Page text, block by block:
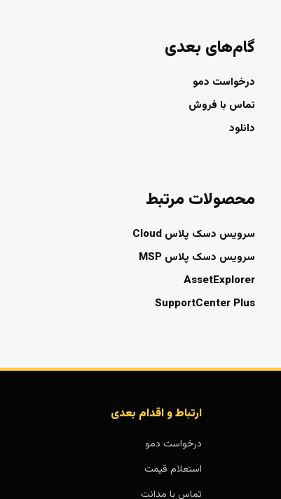
گام‌های بعدی
درخواست دمو
تماس با فروش
دانلود
محصولات مرتبط
سرویس دسک پلاس Cloud
سرویس دسک پلاس MSP
AssetExplorer
SupportCenter Plus
ارتباط و اقدام بعدی
درخواست دمو
استعلام قیمت
تماس با مدانت